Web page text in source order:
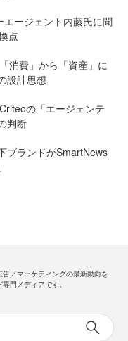
エージェント内藤氏に聞
点
消費」から「資産」に
設計思想
の「エージェンテ
判断
ブランドがSmartNews
／マーケティングの最新動向を
門メディアです。